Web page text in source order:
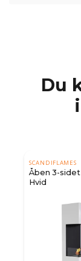
Du
SCANDIFLAMES
Åben 3-
Hvid